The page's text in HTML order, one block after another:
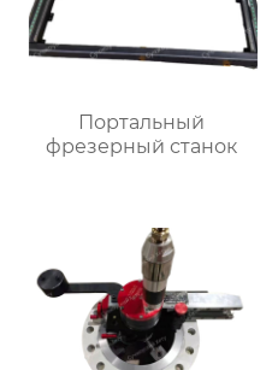
Портальный
фрезерный станок